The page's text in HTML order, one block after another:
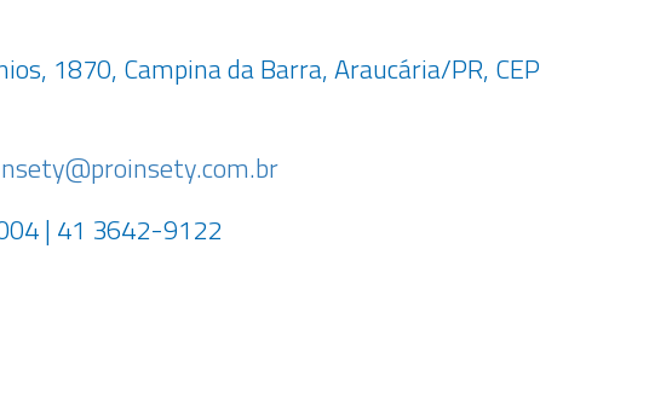
1870, Campina da Barra, Araucária/PR, CEP
| 41 3642-9122